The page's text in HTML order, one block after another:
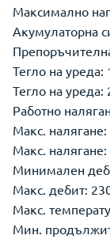
Максимално
Акумулаторна
Тегло на уреда:
Тегло на уреда:
Работно
Макс. налягане:
Макс. налягане:
Минимален
Макс. дебит:
Макс.
Мин.